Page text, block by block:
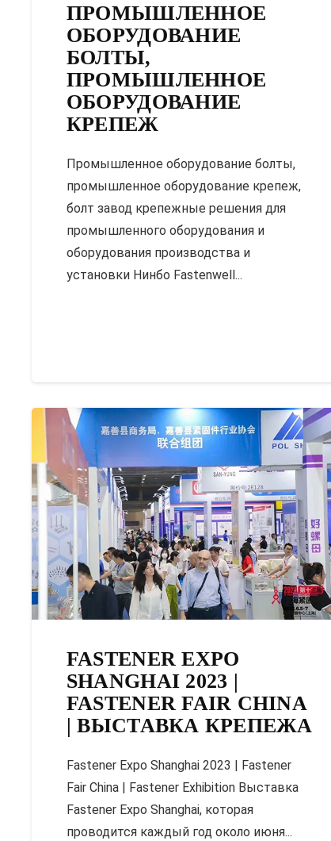
ПРОМЫШЛЕННОЕ
ОБОРУДОВАНИЕ
БОЛТЫ,
ПРОМЫШЛЕННОЕ
ОБОРУДОВАНИЕ
КРЕПЕЖ
Промышленное оборудование болты,
промышленное оборудование крепеж,
болт завод крепежные решения для
промышленного оборудования и
оборудования производства и
установки Нинбо Fastenwell...
FASTENER EXPO
SHANGHAI 2023 |
FASTENER FAIR CHINA
| ВЫСТАВКА КРЕПЕЖА
Fastener Expo Shanghai 2023 | Fastener
Fair China | Fastener Exhibition Выставка
Fastener Expo Shanghai, которая
проводится каждый год около июня...